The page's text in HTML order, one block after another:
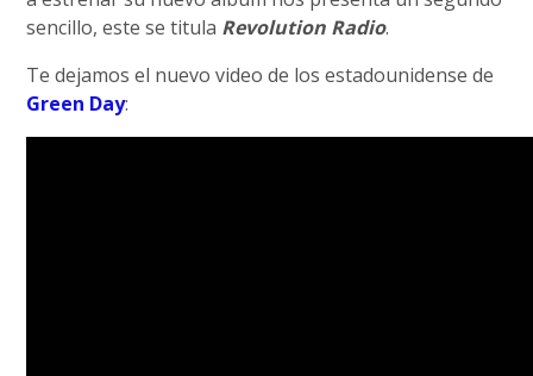
sencillo, este se titula Revolution Radio.
Te dejamos el nuevo video de los estadounidense de
Green Day: